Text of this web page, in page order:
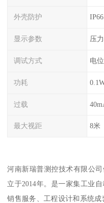
外壳防护 IP66
显示参数
调试方式 电
功耗
过载
最大视距 8米
河南新瑞普测控技术有限公
立于2014年。是一家集工业
销售服务、工程设计和系统